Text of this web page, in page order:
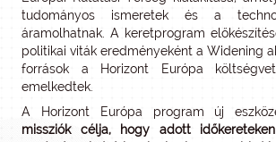
tudományos ismeretek és a
áramolhatnak. A keretprogram
politikai viták eredményeként a Widening
források a Horizont Európa
emelkedtek.
A Horizont Európa program új
missziók célja, hogy adott